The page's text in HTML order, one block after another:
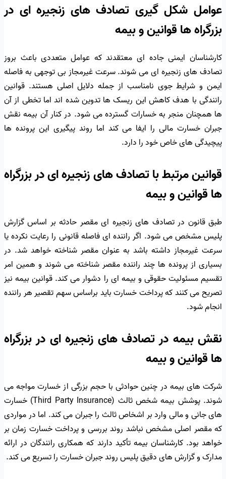
عوامل شکل گیری تصادف های زنجیره ای در
بزرگراه ها قوانین و بیمه
کارشناسان ایمنی جاده ای معتقدند که عوامل متعددی باعث بروز
تصادف های زنجیره ای می شوند. سرعت غیرمجاز بی توجهی به فاصله
ایمن و شرایط جوی نامناسب از جمله دلایل اصلی هستند. قوانین
رانندگی با هدف کاهش این ریسک ها تدوین شده اند اما تخطی از آن
ها همچنان منجر به خسارات گسترده می شود. در کنار آن بیمه نقش
جبران خسارت مالی را ایفا می کند اما روند پیگیری این پرونده ها
پیچیدگی های خاص خود را دارد.
قوانین مرتبط با تصادف های زنجیره ای در بزرگراه
ها قوانین و بیمه
طبق قانون در تصادف های زنجیره ای مقصر حادثه بر اساس گزارش
پلیس مشخص می شود. اگر راننده ای فاصله قانونی را رعایت نکرده یا
سرعت غیرمجاز داشته باشد به عنوان مقصر شناخته خواهد شد. در
بسیاری از پرونده ها چند راننده مقصر شناخته می شوند و همین امر
تقسیم مسئولیت حقوقی و بیمه ای را دشوار می کند. قوانین بیمه نیز
تصریح می کنند که پرداخت خسارت باید براساس سهم تقصیر هر راننده
انجام شود.
نقش بیمه در تصادف های زنجیره ای در بزرگراه
ها قوانین و بیمه
شرکت های بیمه در چنین حوادثی با حجم بزرگی از خسارت مواجه می
شوند. پوشش بیمه شخص ثالث (Third Party Insurance) خسارت
های جانی و مالی وارد بر اشخاص ثالث را جبران می کند. اما در مواردی
که مقصر اصلی مشخص نباشد روند بررسی و پرداخت خسارت زمان بر
خواهد بود. کارشناسان بیمه تأکید دارند که همکاری رانندگان در ارائه
مدارک و گزارش های دقیق پلیس روند جبران خسارت را تسریع می کند.